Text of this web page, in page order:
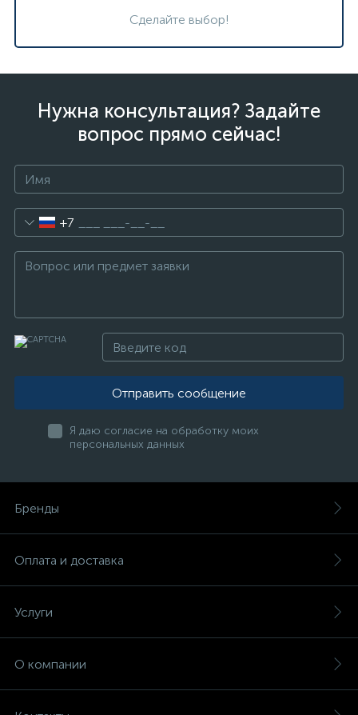
Сделайте выбор!
Нужна консультация? Задайте
вопрос прямо сейчас!
+7
Отправить сообщение
Я даю согласие на обработку моих
персональных данных
Бренды
Оплата и доставка
Услуги
О компании